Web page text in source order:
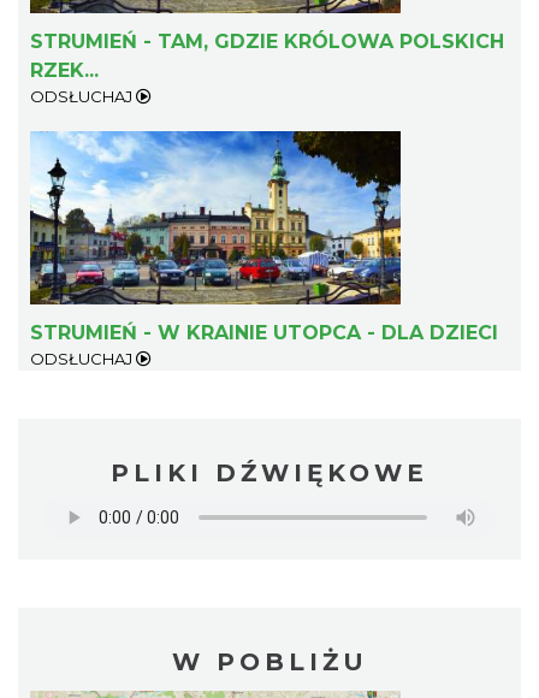
STRUMIEŃ - TAM, GDZIE KRÓLOWA POLSKICH
RZEK...
ODSŁUCHAJ
STRUMIEŃ - W KRAINIE UTOPCA - DLA DZIECI
ODSŁUCHAJ
PLIKI DŹWIĘKOWE
W POBLIŻU